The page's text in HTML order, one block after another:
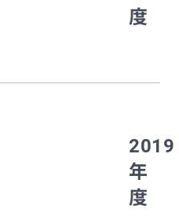
度
2019
年
度